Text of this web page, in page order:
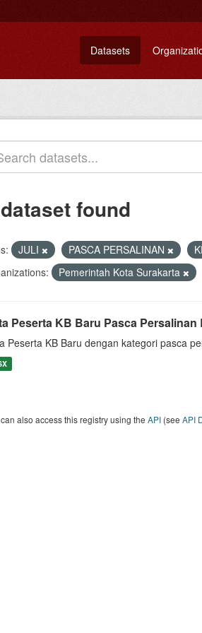
Datasets
found
JULI PASCA PERSALINAN
Pemerintah Kota Surakarta
Peserta KB Baru Pasca Persalinan
Peserta KB Baru dengan kategori pasca
also access this registry using the API (see API